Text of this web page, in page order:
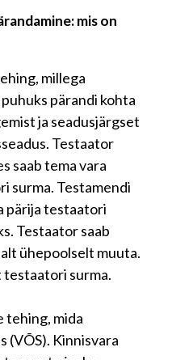
mis on
millega
pärandi kohta
ja seadusjärgset
Testaator
saab tema vara
surma. Testamendi
pärija testaatori
Testaator saab
ühepoolselt muuta.
testaatori surma.
tehing, mida
(VÕS). Kinnisvara